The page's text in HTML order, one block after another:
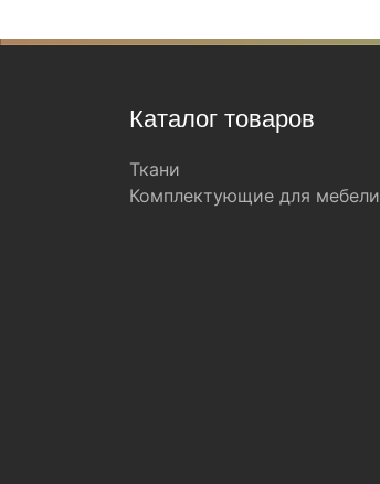
Каталог товаров
Ткани
Комплектующие для мебели